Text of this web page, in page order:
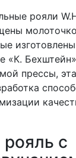
рояли
«К.
прессы, эта
с